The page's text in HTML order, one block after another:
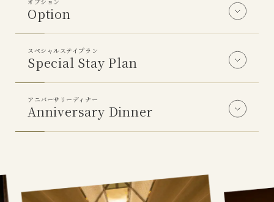
Option
スペシャルステイプラン
Special Stay Plan
アニバーサリーディナー
Anniversary Dinner